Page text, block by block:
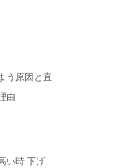
う原因と直
由
い時 下げ